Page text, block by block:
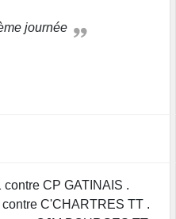
journée
CP GATINAIS .
C'CHARTRES TT .